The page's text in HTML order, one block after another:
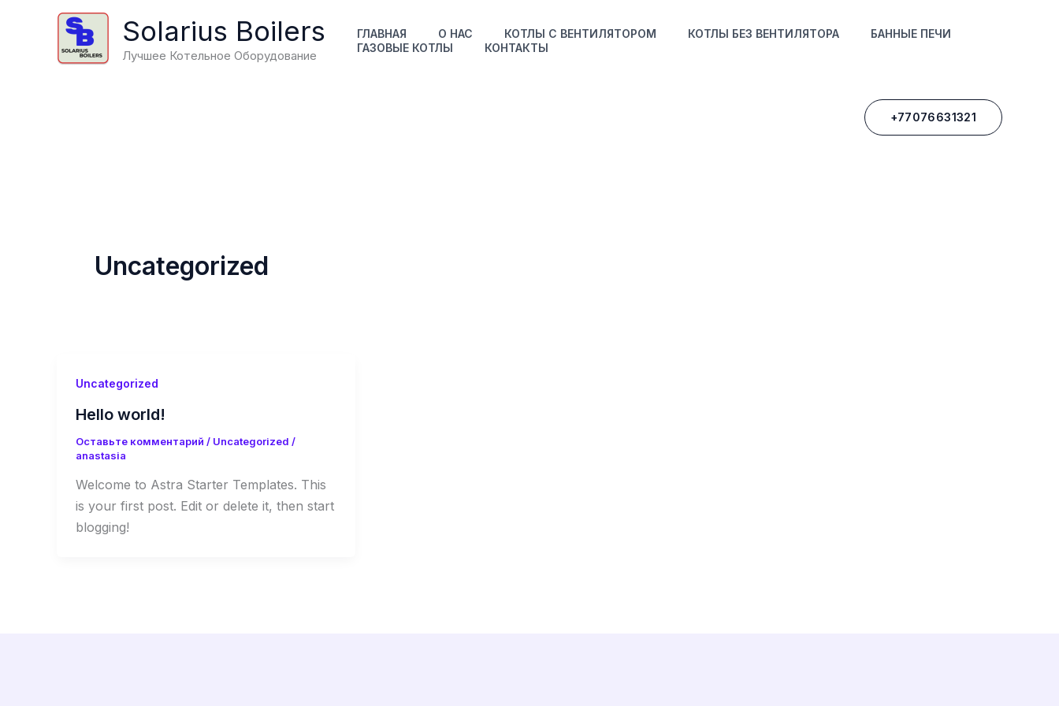
содержимому
Solarius Boilers
Лучшее Котельное Оборудование
ГЛАВНАЯ О НАС КОТЛЫ С ВЕНТИЛЯТОРОМ КОТЛЫ БЕЗ ВЕНТИЛЯТОРА
БАННЫЕ ПЕЧИ
ГАЗОВЫЕ КОТЛЫ
КОНТАКТЫ
+77076631321
Uncategorized
Uncategorized
Hello world!
Оставьте комментарий / Uncategorized /
anastasia
Welcome to Astra Starter Templates. This
is your first post. Edit or delete it, then start
blogging!